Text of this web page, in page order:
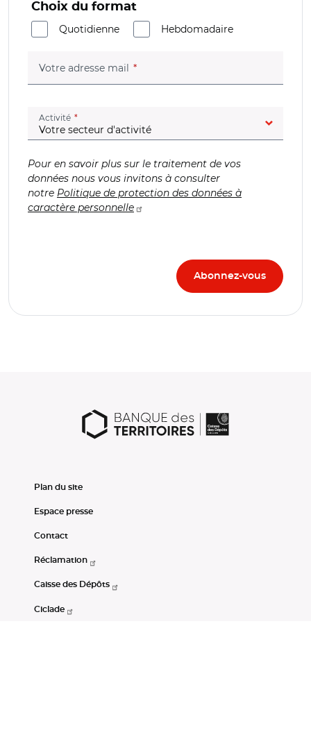
Choix du format
Quotidienne
Hebdomadaire
Votre adresse mail (champ obligatoire)
Activité (champ obligatoire)
Pour en savoir plus sur le traitement de vos
données nous vous invitons à consulter
notre Politique de protection des données à
caractère personnelle
Plan du site
Espace presse
Contact
Réclamation
Caisse des Dépôts
Ciclade